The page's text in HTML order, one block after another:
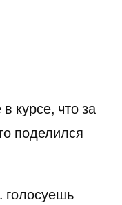
курсе, что за
поделился
голосуешь